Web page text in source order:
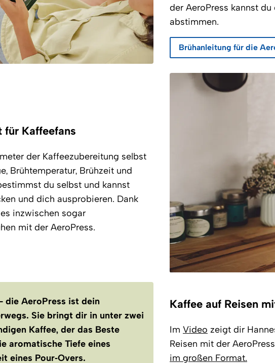
der AeroPress kannst
abstimmen.
Brühanleitung für die
Kaffeefans
der Kaffeezubereitung selbst
Brühtemperatur, Brühzeit und
du selbst und kannst
und dich ausprobieren. Dank
inzwischen sogar
mit der AeroPress.
die AeroPress ist dein
Sie bringt dir in unter zwei
Kaffee, der das Beste
aromatische Tiefe eines
eines Pour‑Overs.
Kaffee auf Reisen
Im Video zeigt dir
Reisen mit der
im großen Format.